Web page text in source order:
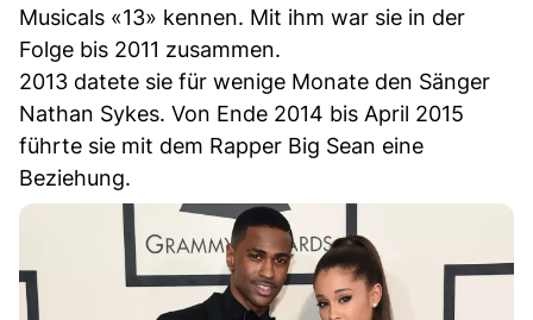
Musicals «13» kennen. Mit ihm war sie in der
Folge bis 2011 zusammen.
2013 datete sie für wenige Monate den Sänger
Nathan Sykes. Von Ende 2014 bis April 2015
führte sie mit dem Rapper Big Sean eine
Beziehung.